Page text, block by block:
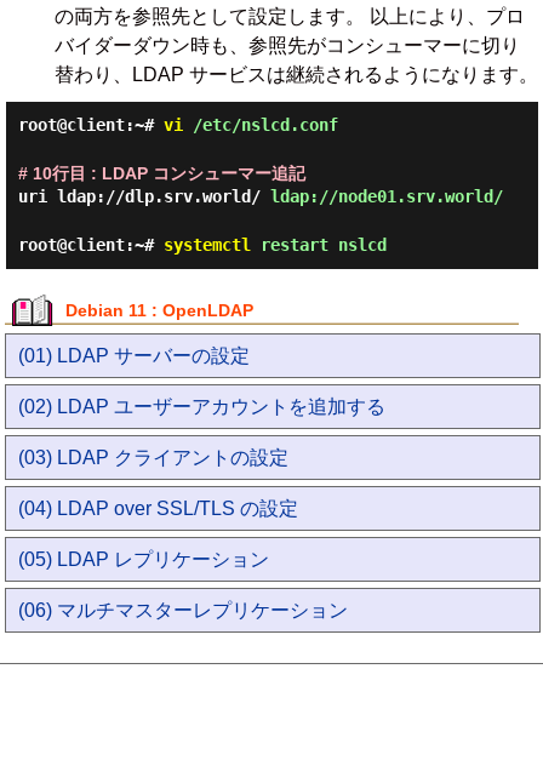
の両方を参照先として設定します。 以上により、プロ
バイダーダウン時も、参照先がコンシューマーに切り
替わり、LDAP サービスは継続されるようになります。
root@client:~# vi /etc/nslcd.conf
# 10行目 : LDAP コンシューマー追記
uri ldap://dlp.srv.world/ ldap://node01.srv.world/
root@client:~# systemctl restart nslcd
Debian 11 : OpenLDAP
(01) LDAP サーバーの設定
(02) LDAP ユーザーアカウントを追加する
(03) LDAP クライアントの設定
(04) LDAP over SSL/TLS の設定
(05) LDAP レプリケーション
(06) マルチマスターレプリケーション